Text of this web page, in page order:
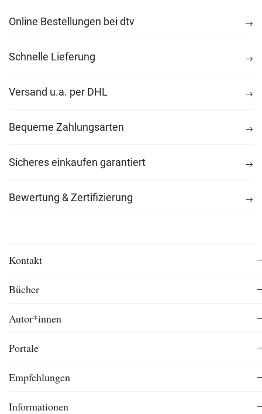
Online Bestellungen bei dtv
Schnelle Lieferung
Versand u.a. per DHL
Bequeme Zahlungsarten
Sicheres einkaufen garantiert
Bewertung & Zertifizierung
Kontakt
Bücher
Autor*innen
Portale
Empfehlungen
Informationen